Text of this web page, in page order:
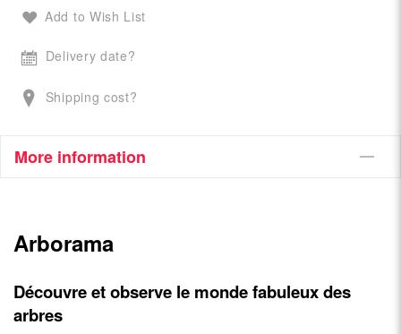
Add to Wish List
Delivery date?
Shipping cost?
More information
Arborama
Découvre et observe le monde fabuleux des
arbres